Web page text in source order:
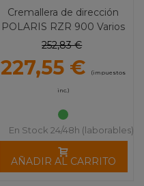
Cremallera de dirección
POLARIS RZR 900 Varios
1194
252,83 €
227,55 € (impuestos
inc.)
En Stock 24/48h (laborables)
AÑADIR AL CARRITO